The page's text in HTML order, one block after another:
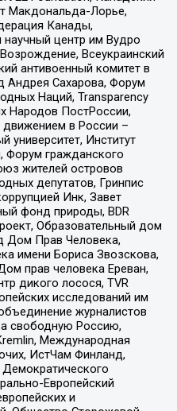
Макдональда-Лорье,
Канады,
центр им Вудро
Всеукраинский
антивоенный комитет в
Сахарова, Форум
Наций, Transparеncy
Народов ПостРоссии,
в России –
университет, Институт
Форум гражданского
жителей островов
депутатов, Гринпис
Инк, Завет
фонд природы, BDR
Образовательный дом
Дом Прав Человека,
имени Бориса Звозскова,
прав человека Ереван,
дикого лосося, TVR
исследований им
журналистов
свободную Россию,
Международная
ИстЧам Финланд,
Европейский
и